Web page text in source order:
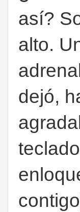
así?
alto.
dejó,